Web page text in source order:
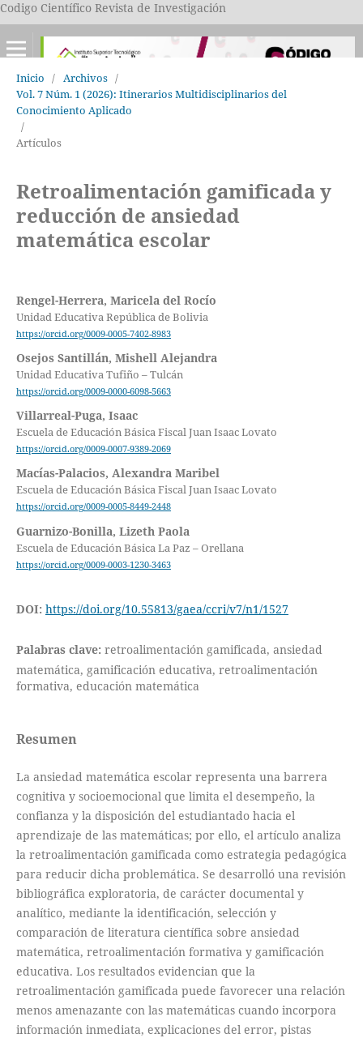
Codigo Científico Revista de Investigación
Inicio / Archivos /
Vol. 7 Núm. 1 (2026): Itinerarios Multidisciplinarios del
Conocimiento Aplicado
/
Artículos
Retroalimentación gamificada y
reducción de ansiedad
matemática escolar
Rengel-Herrera, Maricela del Rocío
Unidad Educativa República de Bolivia
https://orcid.org/0009-0005-7402-8983
Osejos Santillán, Mishell Alejandra
Unidad Educativa Tufiño – Tulcán
https://orcid.org/0009-0000-6098-5663
Villarreal-Puga, Isaac
Escuela de Educación Básica Fiscal Juan Isaac Lovato
https://orcid.org/0009-0007-9389-2069
Macías-Palacios, Alexandra Maribel
Escuela de Educación Básica Fiscal Juan Isaac Lovato
https://orcid.org/0009-0005-8449-2448
Guarnizo-Bonilla, Lizeth Paola
Escuela de Educación Básica La Paz – Orellana
https://orcid.org/0009-0003-1230-3463
DOI: https://doi.org/10.55813/gaea/ccri/v7/n1/1527
Palabras clave: retroalimentación gamificada, ansiedad
matemática, gamificación educativa, retroalimentación
formativa, educación matemática
Resumen
La ansiedad matemática escolar representa una barrera
cognitiva y socioemocional que limita el desempeño, la
confianza y la disposición del estudiantado hacia el
aprendizaje de las matemáticas; por ello, el artículo analiza
la retroalimentación gamificada como estrategia pedagógica
para reducir dicha problemática. Se desarrolló una revisión
bibliográfica exploratoria, de carácter documental y
analítico, mediante la identificación, selección y
comparación de literatura científica sobre ansiedad
matemática, retroalimentación formativa y gamificación
educativa. Los resultados evidencian que la
retroalimentación gamificada puede favorecer una relación
menos amenazante con las matemáticas cuando incorpora
información inmediata, explicaciones del error, pistas